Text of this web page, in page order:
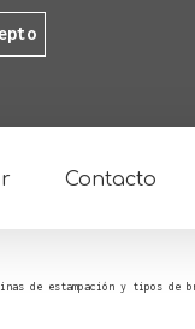
Contacto
de estampación y tipos de